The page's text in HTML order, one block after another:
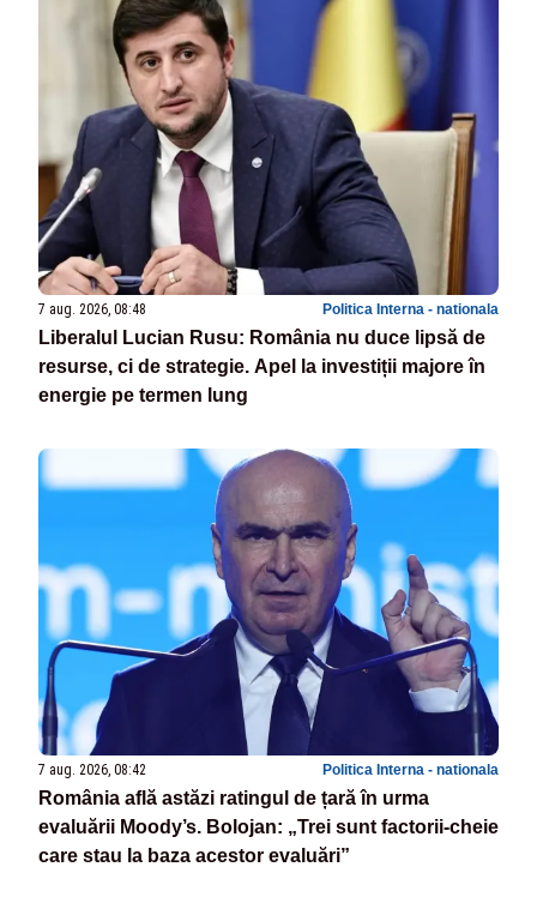
7 aug. 2026, 08:48 Politica Interna - nationala
Liberalul Lucian Rusu: România nu duce lipsă de
resurse, ci de strategie. Apel la investiții majore în
energie pe termen lung
7 aug. 2026, 08:42 Politica Interna - nationala
România află astăzi ratingul de țară în urma
evaluării Moody’s. Bolojan: „Trei sunt factorii-cheie
care stau la baza acestor evaluări”